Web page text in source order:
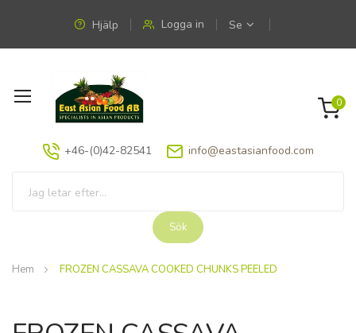
Hjälp Logga in Se
Växla
+46-(0)42-82541 info@eastasianfood.com
Sök
0
Hem FROZEN CASSAVA COOKED CHUNKS PEELED